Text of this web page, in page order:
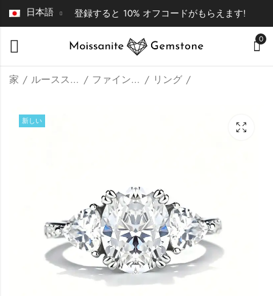
日本語 登録すると 10% オフコードがもらえます!
0
家 ルースストーン | ファインジュエリー ファインジュエリー リング
のペアシェイプモア
モアッサナイト3石
新しい